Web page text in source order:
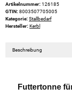
Artikelnummer: 126185
GTIN: 8003507705005
Kategorie: Stallbedarf
Hersteller: Kerbl
Beschreibung
Futtertonne